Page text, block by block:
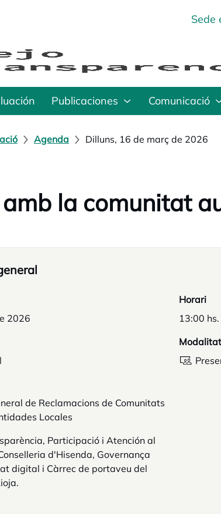
Sede
Publicaciones Comunicació
Agenda Dilluns, 16 de març de 2026
la comunitat
2026
Horari
13:00 hs.
Modalitat
de Reclamacions de Comunitats
Locales
Participació i Atención al
d'Hisenda, Governança
digital i Càrrec de portaveu del